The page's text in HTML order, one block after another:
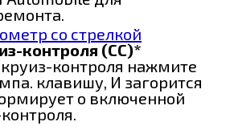
контроля (СС)*
контроля нажмите
клавишу, И загорится
о включенной